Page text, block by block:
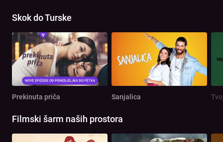
Skok do Turske
Prekinuta priča Sanjalica
Filmski šarm naših prostora